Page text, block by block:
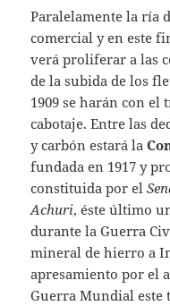
Paralelamente la ría
comercial y en este
verá proliferar a las
de la subida de los
1909 se harán con
cabotaje. Entre las
y carbón estará la
fundada en 1917 y
constituida por el
Achuri, éste último
durante la Guerra
mineral de hierro a
apresamiento por el
Guerra Mundial